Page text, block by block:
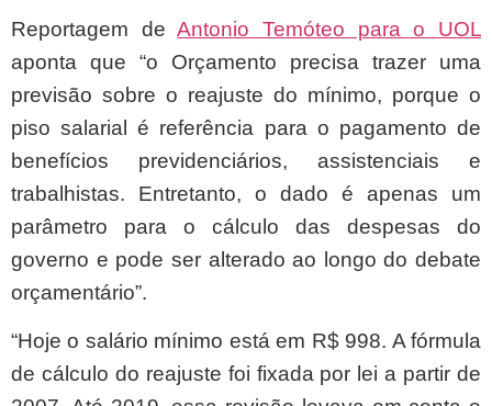
Reportagem deAntonio Temóteo para o UOL
aponta que “o Orçamento precisa trazer uma
previsão sobre o reajuste do mínimo, porque o
piso salarial é referência para o pagamento de
benefícios previdenciários, assistenciais e
trabalhistas. Entretanto, o dado é apenas um
parâmetro para o cálculo das despesas do
governo e pode ser alterado ao longo do debate
orçamentário”.
“Hoje o salário mínimo está em R$ 998. A fórmula
de cálculo do reajuste foi fixada por lei a partir de